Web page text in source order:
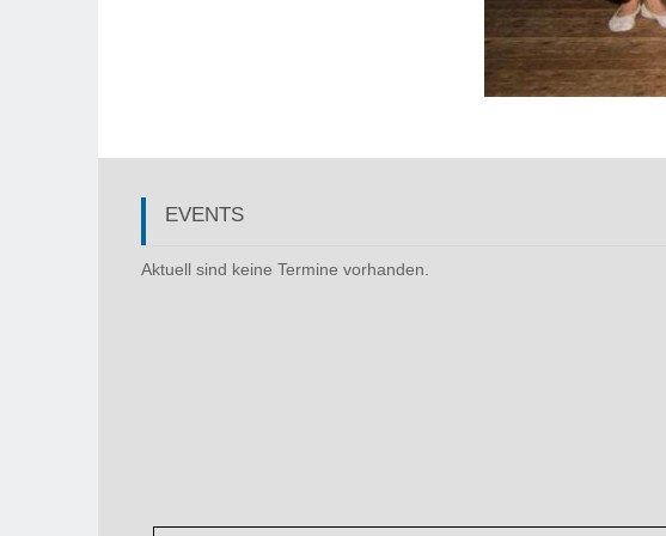
EVENTS
Aktuell sind keine Termine vorhanden.